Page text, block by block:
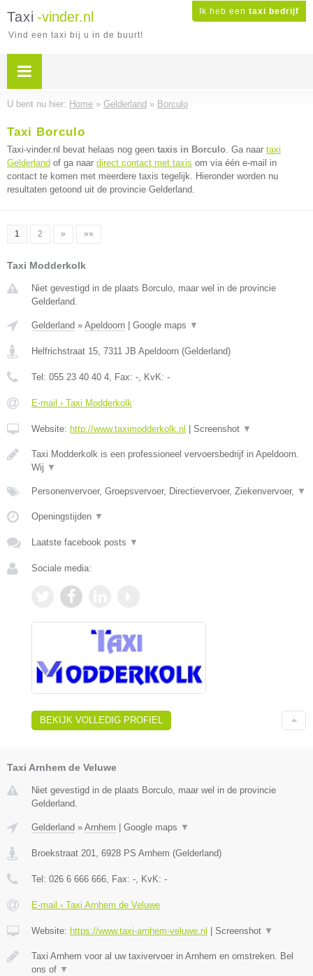
Ik heb een taxi bedrijf
Taxi -vinder.nl
Vind een taxi bij u in de buurt!
U bent nu hier: Home » Gelderland » Borculo
Taxi Borculo
Taxi-vinder.nl bevat helaas nog geen taxis in Borculo. Ga naar taxi
Gelderland of ga naar direct contact met taxis om via één e-mail in
contact te komen met meerdere taxis tegelijk. Hieronder worden nu
resultaten getoond uit de provincie Gelderland.
1 2 » »»
Taxi Modderkolk
Niet gevestigd in de plaats Borculo, maar wel in de provincie
Gelderland.
Gelderland » Apeldoorn Google maps ▼
Helfrichstraat 15, 7311 JB Apeldoorn (Gelderland)
Tel: 055 23 40 40 4, Fax: -, KvK: -
E-mail › Taxi Modderkolk
Website: http://www.taximodderkolk.nl Screenshot ▼
Taxi Modderkolk is een professioneel vervoersbedrijf in Apeldoorn.
Wij ▼
Personenvervoer, Groepsvervoer, Directievervoer, Ziekenvervoer, ▼
Openingstijden ▼
Laatste facebook posts ▼
Sociale media:
BEKIJK VOLLEDIG PROFIEL
Taxi Arnhem de Veluwe
Niet gevestigd in de plaats Borculo, maar wel in de provincie
Gelderland.
Gelderland » Arnhem Google maps ▼
Broekstraat 201, 6928 PS Arnhem (Gelderland)
Tel: 026 6 666 666, Fax: -, KvK: -
E-mail › Taxi Arnhem de Veluwe
Website: https://www.taxi-arnhem-veluwe.nl Screenshot ▼
Taxi Arnhem voor al uw taxivervoer in Arnhem en omstreken. Bel
ons of ▼